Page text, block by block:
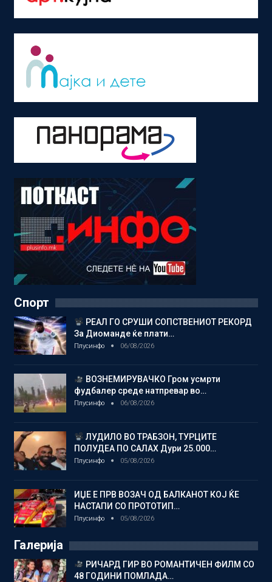
Спорт
РЕАЛ ГО СРУШИ СОПСТВЕНИОТ РЕКОРД
За Диоманде ќе плати…
Плусинфо 06/08/2026
ВОЗНЕМИРУВАЧКО Гром усмрти
фудбалер среде натпревар во…
Плусинфо 06/08/2026
ЛУДИЛО ВО ТРАБЗОН, ТУРЦИТЕ
ПОЛУДЕА ПО САЛАХ Дури 25.000…
Плусинфо 05/08/2026
ИЏЕ Е ПРВ ВОЗАЧ ОД БАЛКАНОТ КОЈ ЌЕ
НАСТАПИ СО ПРОТОТИП…
Плусинфо 05/08/2026
Галерија
РИЧАРД ГИР ВО РОМАНТИЧЕН ФИЛМ СО
48 ГОДИНИ ПОМЛАДА…